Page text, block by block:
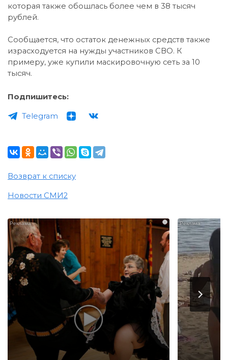
которая также обошлась более чем в 38 тысяч
рублей.
Сообщается, что остаток денежных средств также
израсходуется на нужды участников СВО. К
примеру, уже купили маскировочную сеть за 10
тысяч.
Подпишитесь:
Telegram
Возврат к списку
Новости СМИ2
i